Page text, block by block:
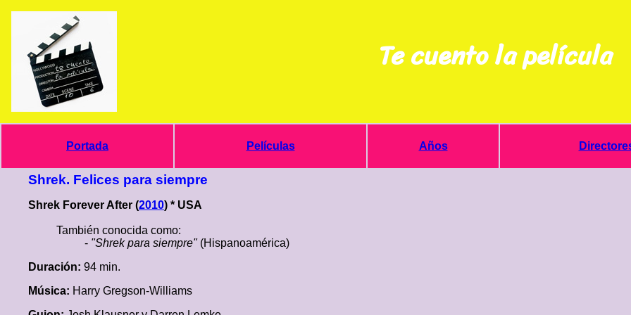
Te cuento la película
Portada Películas Años
Shrek. Felices para siempre
Shrek Forever After (2010) * USA
También conocida como:
- "Shrek para siempre"(Hispanoamérica)
Duración: 94 min.
Música: Harry Gregson-Williams